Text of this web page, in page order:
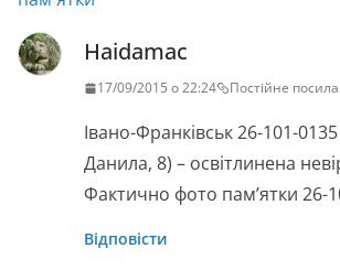
Haidamac
17/09/2015 о 22:24 Постійне
Івано-Франківськ 26-101-
Данила, 8) – освітлинена
Фактично фото пам’ятки 26-
Відповісти